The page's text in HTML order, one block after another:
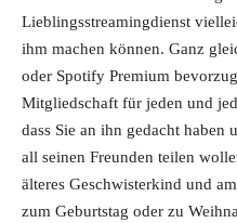
Lieblingsstreamingdienst
ihm machen können. Ganz
oder Spotify Premium
Mitgliedschaft für jeden und
dass Sie an ihn gedacht haben
all seinen Freunden teilen
älteres Geschwisterkind und
zum Geburtstag oder zu